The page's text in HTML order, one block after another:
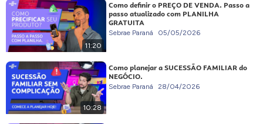
11:20
Como definir o PREÇO DE VENDA. Passo a
passo atualizado com PLANILHA
GRATUITA
Sebrae Paraná 05/05/2026
10:28
Como planejar a SUCESSÃO FAMILIAR do
NEGÓCIO.
Sebrae Paraná 28/04/2026